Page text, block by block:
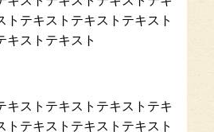
トテキストテキストテキスト
キストテキスト
キストテキストテキストテキ
トテキストテキストテキスト